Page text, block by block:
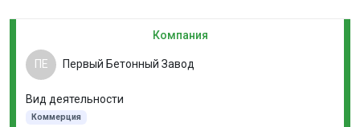
Компания
ПЕ Первый Бетонный Завод
Вид деятельности
Коммерция